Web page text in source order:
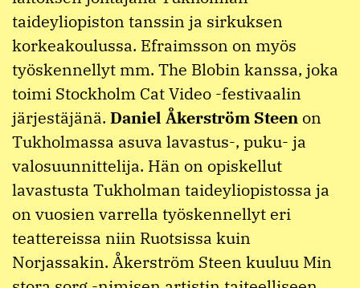
taideyliopiston tanssin ja sirkuksen
korkeakoulussa. Efraimsson on myös
työskennellyt mm. The Blobin kanssa, joka
toimi Stockholm Cat Video -festivaalin
järjestäjänä. Daniel Åkerström Steen on
Tukholmassa asuva lavastus-, puku- ja
valosuunnittelija. Hän on opiskellut
lavastusta Tukholman taideyliopistossa ja
on vuosien varrella työskennellyt eri
teattereissa niin Ruotsissa kuin
Norjassakin. Åkerström Steen kuuluu Min